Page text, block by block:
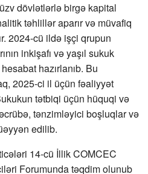
dövlətlərlə birgə kapital
təhlillər aparır və müvafiq
2024-cü ildə işçi qrupun
inkişafı və yaşıl sukuk
hazırlanıb. Bu
2025-ci il üçün fəaliyyət
tətbiqi üçün hüquqi və
tənzimləyici boşluqlar və
edilib.
14-cü İllik COMCEC
Forumunda təqdim olunub